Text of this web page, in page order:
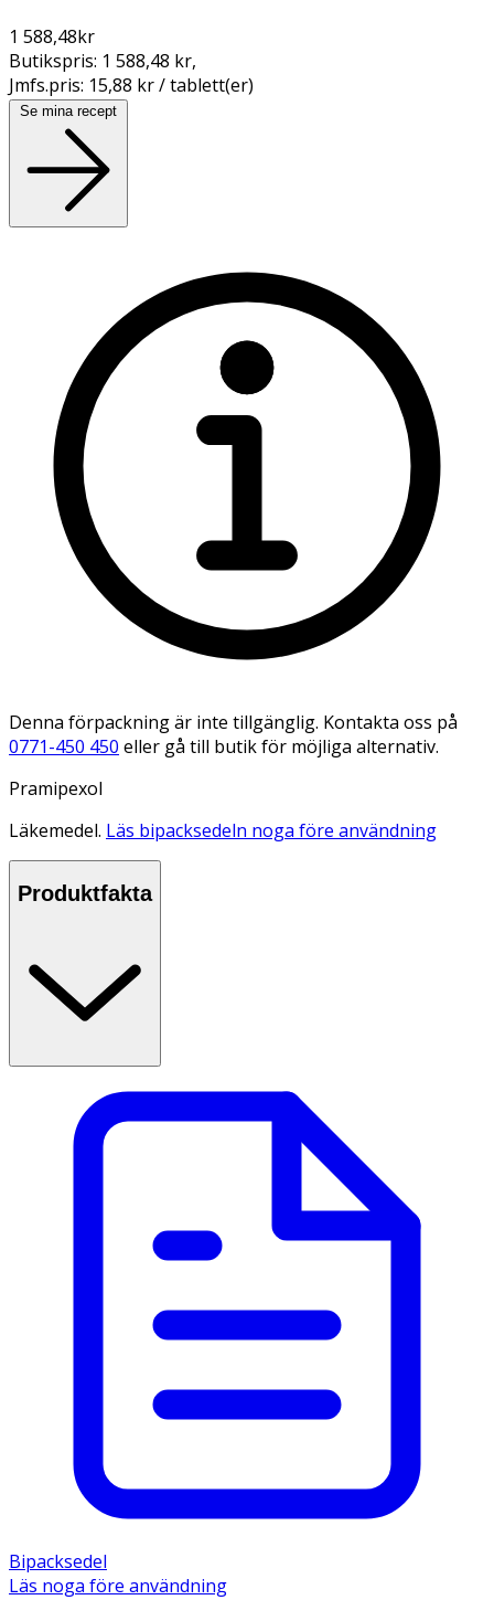
1 588,48kr
Butikspris: 1 588,48 kr,
Jmfs.pris: 15,88 kr / tablett(er)
Se mina recept
Denna förpackning är inte tillgänglig. Kontakta oss på
0771-450 450 eller gå till butik för möjliga alternativ.
Pramipexol
Läkemedel. Läs bipacksedeln noga före användning
Produktfakta
Bipacksedel
Läs noga före användning